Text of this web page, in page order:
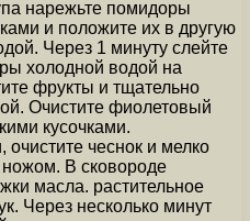
нарежьте помидоры
и положите их в другую
Через 1 минуту слейте
холодной водой на
фрукты и тщательно
Очистите фиолетовый
кусочками.
чеснок и мелко
В сковороде
масла. растительное
Через несколько минут